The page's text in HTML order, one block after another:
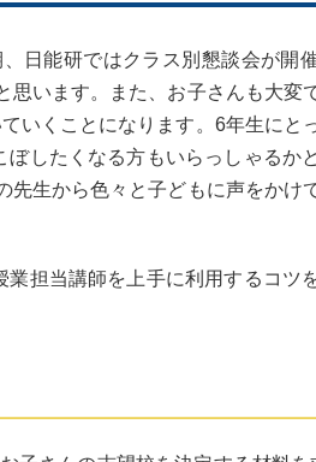
日能研ではクラス別懇談会が開
思います。また、お子さんも大変
いくことになります。6年生にと
したくなる方もいらっしゃるか
生から色々と子どもに声をかけ
担当講師を上手に利用するコツ